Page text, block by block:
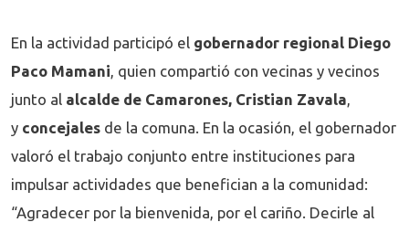
En la actividad participó el gobernador regional Diego
Paco Mamani, quien compartió con vecinas y vecinos
junto al alcalde de Camarones, Cristian Zavala,
y concejales de la comuna. En la ocasión, el gobernador
valoró el trabajo conjunto entre instituciones para
impulsar actividades que benefician a la comunidad:
“Agradecer por la bienvenida, por el cariño. Decirle al